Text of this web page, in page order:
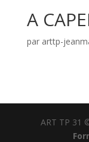
A
par arttp-
ART TP 31